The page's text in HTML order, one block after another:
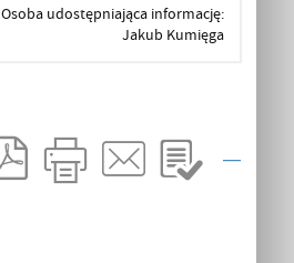
Osoba udostępniająca informację:
Jakub Kumięga